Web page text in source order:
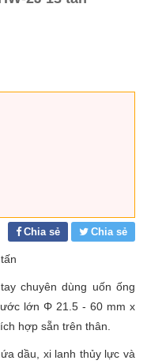
Chia sẻ Chia sẻ
chuyên dùng uốn ống
lớn Φ 21.5 - 60 mm x
hợp sẵn trên thân.
dầu, xi lanh thủy lực và